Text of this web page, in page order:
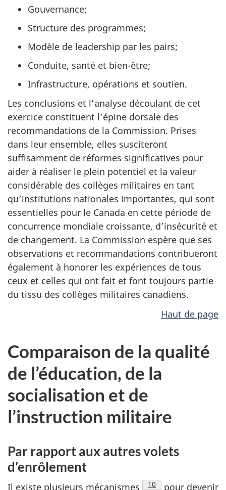
Gouvernance;
Structure des programmes;
Modèle de leadership par les pairs;
Conduite, santé et bien-être;
Infrastructure, opérations et soutien.
Les conclusions et l’analyse découlant de cet
exercice constituent l’épine dorsale des
recommandations de la Commission. Prises
dans leur ensemble, elles susciteront
suffisamment de réformes significatives pour
aider à réaliser le plein potentiel et la valeur
considérable des collèges militaires en tant
qu’institutions nationales importantes, qui sont
essentielles pour le Canada en cette période de
concurrence mondiale croissante, d’insécurité et
de changement. La Commission espère que ses
observations et recommandations contribueront
également à honorer les expériences de tous
ceux et celles qui ont fait et font toujours partie
du tissu des collèges militaires canadiens.
Haut de page
Comparaison de la qualité
de l’éducation, de la
socialisation et de
l’instruction militaire
Par rapport aux autres volets
d’enrôlement
Il existe plusieurs mécanismes Note de bas de page
10
pour devenir